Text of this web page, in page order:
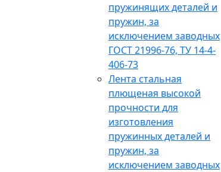
пружинящих деталей и
пружин, за
исключением заводных
ГОСТ 21996-76, ТУ 14-4-
406-73
Лента стальная
плющеная высокой
прочности для
изготовления
пружинных деталей и
пружин, за
исключением заводных